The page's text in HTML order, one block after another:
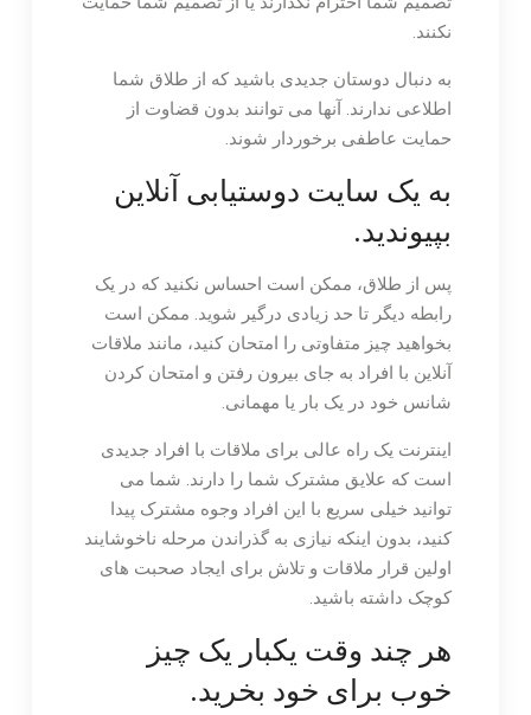
نکنند.
به دنبال دوستان جدیدی باشید که از طلاق شما
اطلاعی ندارند. آنها می توانند بدون قضاوت از
حمایت عاطفی برخوردار شوند.
به یک سایت دوستیابی آنلاین
بپیوندید.
پس از طلاق، ممکن است احساس نکنید که در یک
رابطه دیگر تا حد زیادی درگیر شوید. ممکن است
بخواهید چیز متفاوتی را امتحان کنید، مانند ملاقات
آنلاین با افراد به جای بیرون رفتن و امتحان کردن
شانس خود در یک بار یا مهمانی.
اینترنت یک راه عالی برای ملاقات با افراد جدیدی
است که علایق مشترک شما را دارند. شما می
توانید خیلی سریع با این افراد وجوه مشترک پیدا
کنید، بدون اینکه نیازی به گذراندن مرحله ناخوشایند
اولین قرار ملاقات و تلاش برای ایجاد صحبت های
کوچک داشته باشید.
هر چند وقت یکبار یک چیز
خوب برای خود بخرید.